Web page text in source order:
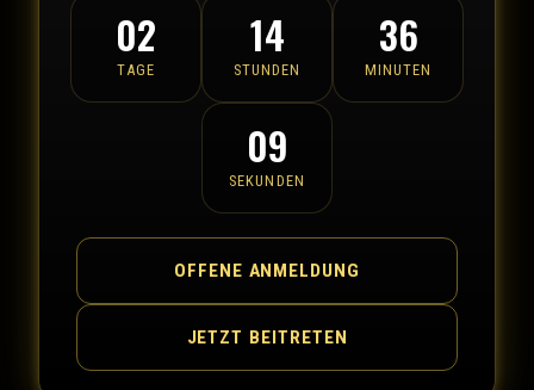
02
TAGE
14
STUNDEN
36
MINUTEN
09
SEKUNDEN
OFFENE ANMELDUNG
JETZT BEITRETEN